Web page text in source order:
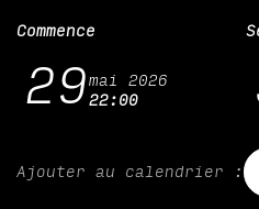
Commence
29mai 2026
22:00
Ajouter au calendrier :